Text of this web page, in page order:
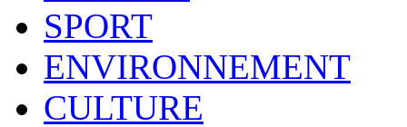
SPORT
ENVIRONNEMENT
CULTURE